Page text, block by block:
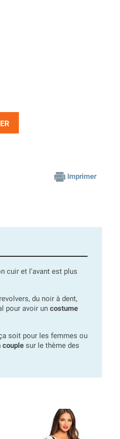
Imprimer
cuir et l'avant est plus
du noir à dent,
pour avoir un costume
soit pour les femmes ou
couple sur le thème des